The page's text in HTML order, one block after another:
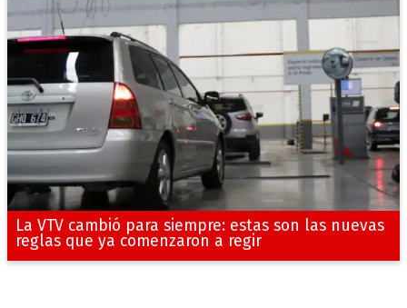
La VTV cambió para siempre: estas son las nuevas
reglas que ya comenzaron a regir